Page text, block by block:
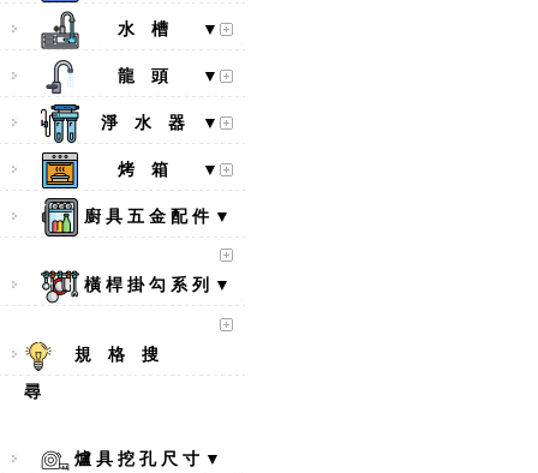
水 槽 ▼
龍 頭 ▼
淨 水 器 ▼
烤 箱 ▼
廚 具 五 金 配 件 ▼
橫 桿 掛 勾 系 列 ▼
規 格 搜
尋
爐 具 挖 孔 尺 寸 ▼
口爐